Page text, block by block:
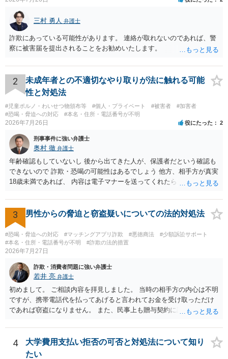
三村 勇人 弁護士
詐欺にあっている可能性があります。 連絡が取れないのであれば、警
察に被害届を提出されることをお勧めいたします。
2
未成年者との不適切なやり取りが法に触れる可能
性と対処法
#児童ポルノ・わいせつ物頒布等 #個人・プライベート #被害者
#加害者
#恐喝・脅迫への対応
#本名・住所・電話番号が不明
2026年7月26日 役にたった 2
刑事事件に強い弁護士
奥村 徹 弁護士
年齢確認もしていないし 後から出てきた人が、保護者だという確認も
できないので 詐欺・恐喝の可能性はあるでしょう 他方、相手方が真実
18歳未満であれば、 内容は電子マナーを送ってくれたら自慰行為など
画の尺は10分ほど、服を着たままで胸を触って欲しい、などの要望を
して、要求された金額(1000円程度)の電子マネーを送信してしまいま
した。 そこから、撮影するまで暇なので顔の雰囲気の写真を交換して
欲しい、住んでいる都道府県と区を教えてと言われたので教えたりと
言ったやり取りをしていました。 というやりとりは、青少年条例違反
（わいせつ行為）の疑いがあります。18歳未満と知らなくても処罰可
能です。
3 男性からの脅迫と窃盗疑いについての法的対処法
#恐喝・脅迫への対応 #マッチングアプリ詐欺 #悪徳商法
#少額訴訟サポート
#本名・住所・電話番号が不明
#詐欺の法的措置
2026年7月27日
詐欺・消費者問題に強い弁護士
若井 亮 弁護士
初めまして。 ご相談内容を拝見しました。 当時の相手方の内心は不明
ですが、携帯電話代を払ってあげると言われてお金を受け取っただけ
であれば窃盗になりません。 また、民事上も贈与契約に該当すると思
ず、可能であればブロックをするようにしてください。 ご不安であれ
ば、最寄りの警察署に相談をしても良いかもしれません。 以上、ご参
考になれば幸いです。
4
大学費用支払い拒否の可否と対処法について知り
たい